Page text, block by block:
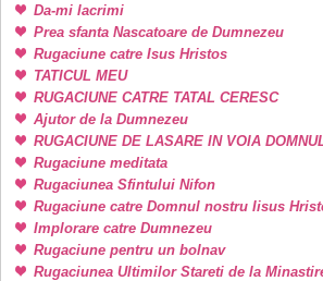
Da-mi lacrimi
Prea sfanta Nascatoare de Dumnezeu
Rugaciune catre Isus Hristos
TATICUL MEU
RUGACIUNE CATRE TATAL CERESC
Ajutor de la Dumnezeu
RUGACIUNE DE LASARE IN VOIA
Rugaciune meditata
Rugaciunea Sfintului Nifon
Rugaciune catre Domnul nostru Iisus
Implorare catre Dumnezeu
Rugaciune pentru un bolnav
Rugaciunea Ultimilor Stareti de la